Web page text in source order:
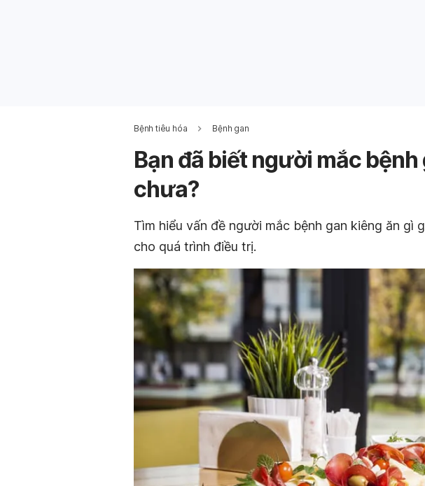
Bệnh tiêu hóa Bệnh gan
Bạn đã biết người mắc bệnh
chưa?
Tìm hiểu vấn đề người mắc bệnh gan kiêng ăn gì
cho quá trình điều trị.